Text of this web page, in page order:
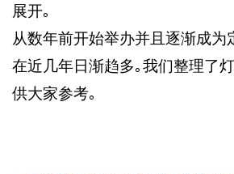
展开｡
从数年前开始举办并且逐渐成为
在近几年日渐趋多｡我们整理了
供大家参考｡